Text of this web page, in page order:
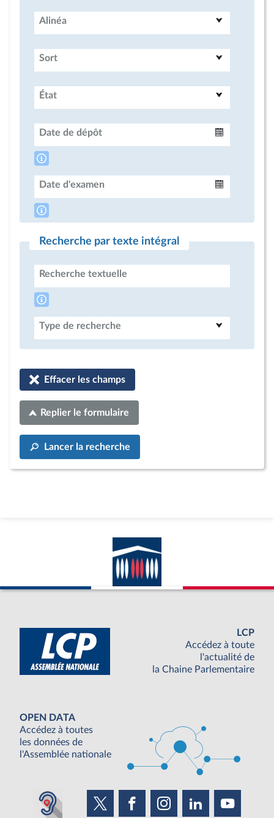
Alinéa
Sort
État
Date de dépôt
Date d'examen
Recherche par texte intégral
Recherche textuelle
Type de recherche
Effacer les champs
Replier le formulaire
Lancer la recherche
LCP
Accédez à toute
l'actualité de
la Chaine Parlementaire
OPEN DATA
Accédez à toutes
les données de
l'Assemblée nationale